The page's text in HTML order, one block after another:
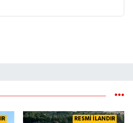
RESMİ İLANDIR